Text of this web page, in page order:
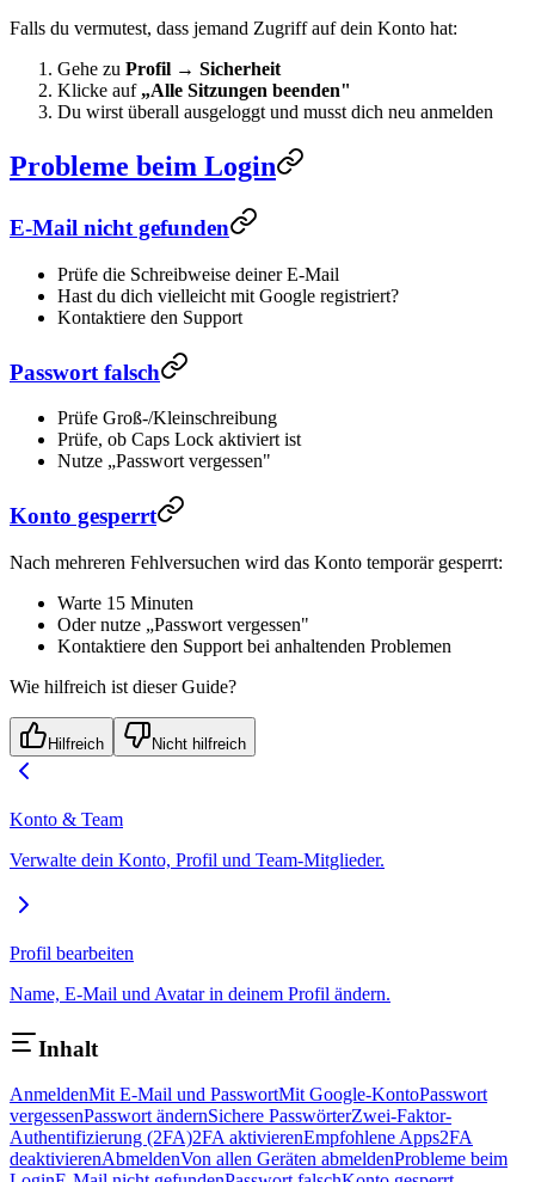
Falls du vermutest, dass jemand Zugriff auf dein Konto hat:
Gehe zu Profil → Sicherheit
Klicke auf „Alle Sitzungen beenden"
Du wirst überall ausgeloggt und musst dich neu anmelden
Probleme beim Login
E-Mail nicht gefunden
Prüfe die Schreibweise deiner E-Mail
Hast du dich vielleicht mit Google registriert?
Kontaktiere den Support
Passwort falsch
Prüfe Groß-/Kleinschreibung
Prüfe, ob Caps Lock aktiviert ist
Nutze „Passwort vergessen"
Konto gesperrt
Nach mehreren Fehlversuchen wird das Konto temporär gesperrt:
Warte 15 Minuten
Oder nutze „Passwort vergessen"
Kontaktiere den Support bei anhaltenden Problemen
Wie hilfreich ist dieser Guide?
Hilfreich Nicht hilfreich
Konto & Team
Verwalte dein Konto, Profil und Team-Mitglieder.
Profil bearbeiten
Name, E-Mail und Avatar in deinem Profil ändern.
Inhalt
AnmeldenMit E-Mail und PasswortMit Google-KontoPasswort
vergessenPasswort ändernSichere PasswörterZwei-Faktor-
Authentifizierung (2FA)2FA aktivierenEmpfohlene Apps2FA
deaktivierenAbmeldenVon allen Geräten abmeldenProbleme beim